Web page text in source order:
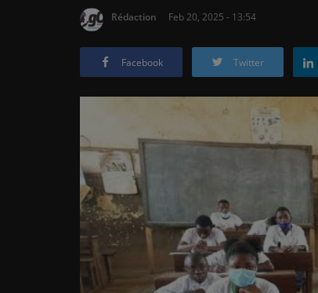
Rédaction Feb 20, 2025 - 13:54
Facebook Twitter